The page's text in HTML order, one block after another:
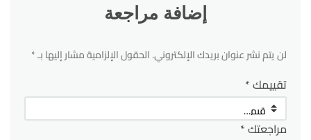
إضافة مراجعة
لن يتم نشر عنوان بريدك الإلكتروني.الحقول الإلزامية مشار إليها بـ*
تقييمك*
مراجعتك*